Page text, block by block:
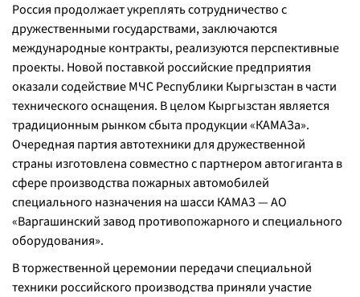
Россия продолжает укреплять сотрудничество с
дружественными государствами, заключаются
международные контракты, реализуются перспективные
проекты. Новой поставкой российские предприятия
оказали содействие МЧС Республики Кыргызстан в части
технического оснащения. В целом Кыргызстан является
традиционным рынком сбыта продукции «КАМАЗа».
Очередная партия автотехники для дружественной
страны изготовлена совместно с партнером автогиганта в
сфере производства пожарных автомобилей
специального назначения на шасси КАМАЗ — АО
«Варгашинский завод противопожарного и специального
оборудования».
В торжественной церемонии передачи специальной
техники российского производства приняли участие